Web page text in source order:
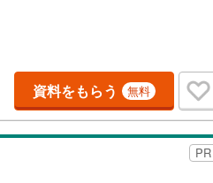
資料をもらう 無料
PR